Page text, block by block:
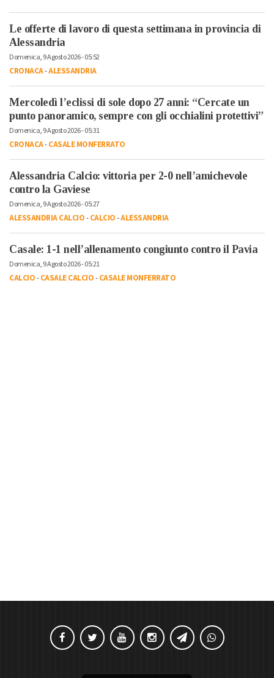
Le offerte di lavoro di questa settimana in provincia di
Alessandria
Domenica, 9 Agosto 2026 - 05:52
CRONACA-ALESSANDRIA
Mercoledì l’eclissi di sole dopo 27 anni: “Cercate un
punto panoramico, sempre con gli occhialini protettivi”
Domenica, 9 Agosto 2026 - 05:31
CRONACA-CASALE MONFERRATO
Alessandria Calcio: vittoria per 2-0 nell’amichevole
contro la Gaviese
Domenica, 9 Agosto 2026 - 05:27
ALESSANDRIA CALCIO-CALCIO-ALESSANDRIA
Casale: 1-1 nell’allenamento congiunto contro il Pavia
Domenica, 9 Agosto 2026 - 05:21
CALCIO-CASALE CALCIO-CASALE MONFERRATO